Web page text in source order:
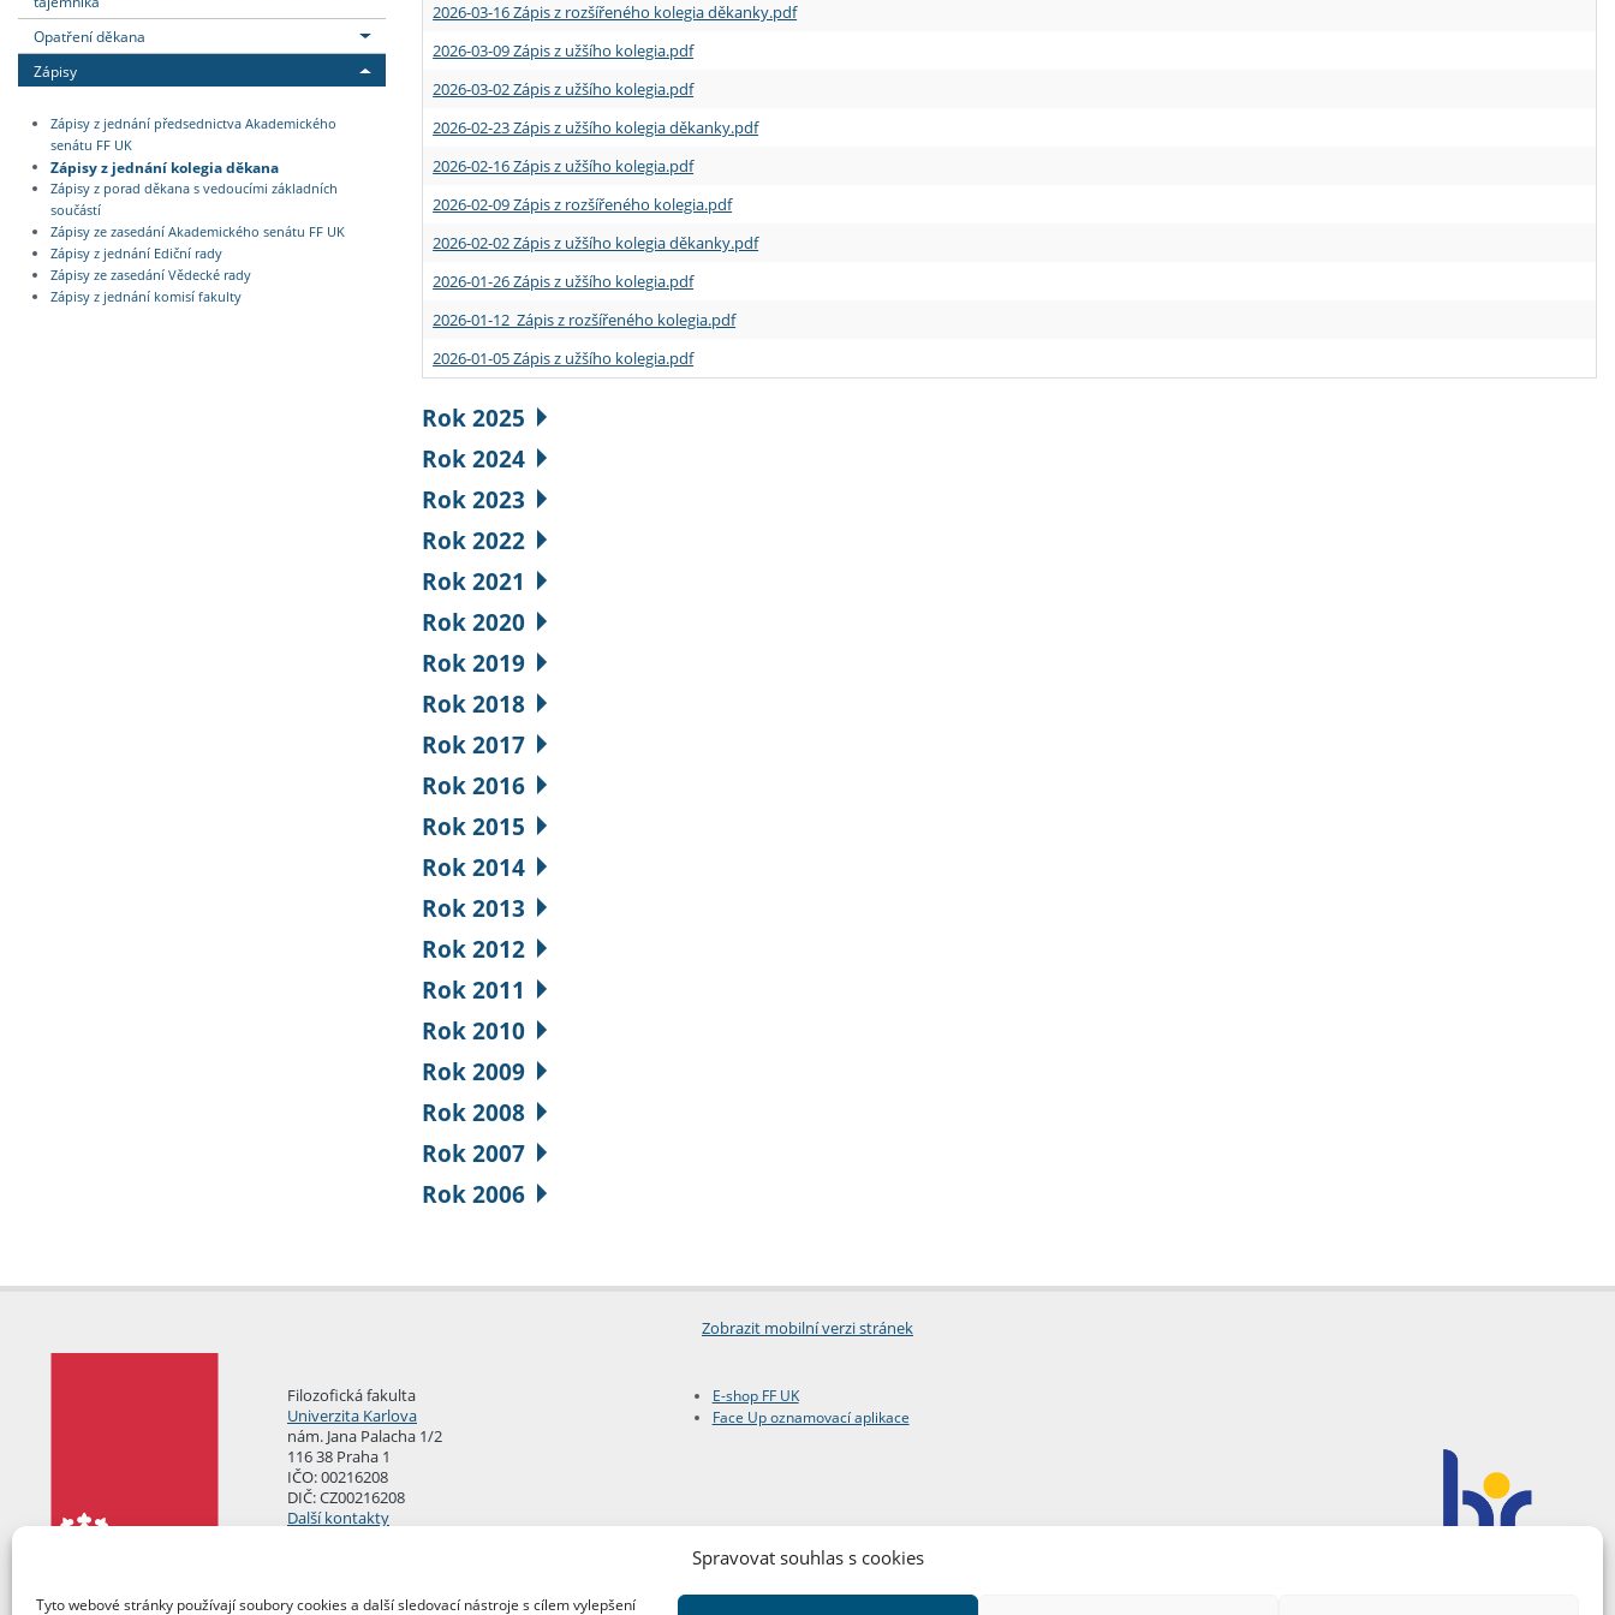
Spravovat souhlas s cookies
Tyto webové stránky používají soubory cookies a další sledovací nástroje s cílem vylepšení
Opatření děkana
Zápisy
Zápisy z jednání předsednictva Akademického
senátu FF UK
Zápisy z jednání kolegia děkana
Zápisy z porad děkana s vedoucími základních
součástí
Zápisy ze zasedání Akademického senátu FF UK
Zápisy z jednání Ediční rady
Zápisy ze zasedání Vědecké rady
Zápisy z jednání komisí fakulty
2026-03-16 Zápis z rozšířeného kolegia děkanky.pdf
2026-03-09 Zápis z užšího kolegia.pdf
2026-03-02 Zápis z užšího kolegia.pdf
2026-02-23 Zápis z užšího kolegia děkanky.pdf
2026-02-16 Zápis z užšího kolegia.pdf
2026-02-09 Zápis z rozšířeného kolegia.pdf
2026-02-02 Zápis z užšího kolegia děkanky.pdf
2026-01-26 Zápis z užšího kolegia.pdf
2026-01-12 Zápis z rozšířeného kolegia.pdf
2026-01-05 Zápis z užšího kolegia.pdf
Rok 2025
Rok 2024
Rok 2023
Rok 2022
Rok 2021
Rok 2020
Rok 2019
Rok 2018
Rok 2017
Rok 2016
Rok 2015
Rok 2014
Rok 2013
Rok 2012
Rok 2011
Rok 2010
Rok 2009
Rok 2008
Rok 2007
Rok 2006
Zobrazit mobilní verzi stránek
Filozofická fakulta
Univerzita Karlova
nám. Jana Palacha 1/2
116 38 Praha 1
IČO: 00216208
DIČ: CZ00216208
Další kontakty
E-shop FF UK
Face Up oznamovací aplikace